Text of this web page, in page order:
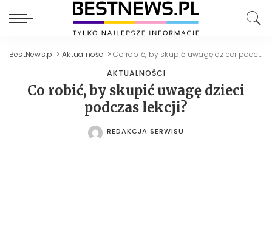
BestNews.pl >Aktualności >Co robić, by skupić uwagę dzieci podczas lekcji?
AKTUALNOŚCI
Co robić, by skupić uwagę dzieci
podczas lekcji?
POSTED
REDAKCJA SERWISU